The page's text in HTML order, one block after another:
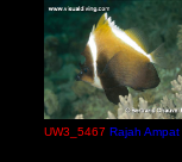
UW3_5467 Rajah